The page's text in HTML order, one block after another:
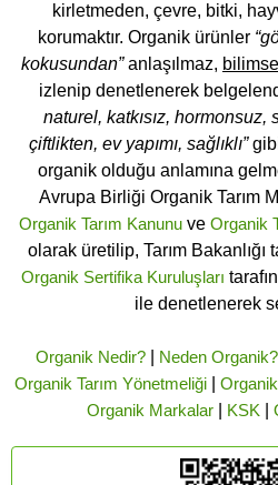
kirletmeden, çevre, bitki,
korumaktır. Organik ürünler
kokusundan”anlaşılmaz, bilimsel
izlenip denetlenerek
naturel, katkısız, hormonsuz,
çiftlikten, ev yapımı, sağlıklı”
organik olduğu anlamına
Avrupa Birliği Organik Tarım
Organik Tarım Kanunu ve Organik
olarak üretilip, Tarım
Organik Sertifika Kuruluşları
ile denetlenerek
Organik Nedir?| Neden Organik?
Organik Tarım Yönetmeliği|
Organik Markalar| KSK